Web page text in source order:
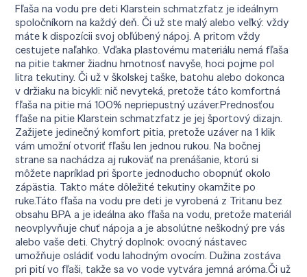
Fľaša na vodu pre deti Klarstein schmatzfatz je ideálnym
spoločníkom na každý deň. Či už ste malý alebo veľký: vždy
máte k dispozícii svoj obľúbený nápoj. A pritom vždy
cestujete naľahko. Vďaka plastovému materiálu nemá fľaša
na pitie takmer žiadnu hmotnosť navyše, hoci pojme pol
litra tekutiny. Či už v školskej taške, batohu alebo dokonca
v držiaku na bicykli: nič nevyteká, pretože táto komfortná
fľaša na pitie má 100% nepriepustný uzáver.Prednosťou
fľaše na pitie Klarstein schmatzfatz je jej športový dizajn.
Zažijete jedinečný komfort pitia, pretože uzáver na 1 klik
vám umožní otvoriť fľašu len jednou rukou. Na bočnej
strane sa nachádza aj rukoväť na prenášanie, ktorú si
môžete napríklad pri športe jednoducho obopnúť okolo
zápästia. Takto máte dôležité tekutiny okamžite po
ruke.Táto fľaša na vodu pre deti je vyrobená z Tritanu bez
obsahu BPA a je ideálna ako fľaša na vodu, pretože materiál
neovplyvňuje chuť nápoja a je absolútne neškodný pre vás
alebo vaše deti. Chytrý doplnok: ovocný nástavec
umožňuje osládiť vodu lahodným ovocím. Dužina zostáva
pri pití vo fľaši, takže sa vo vode vytvára jemná aróma.Či už